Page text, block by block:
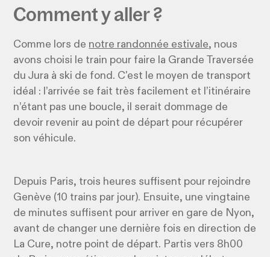
Comment y aller ?
Comme lors de notre randonnée estivale, nous
avons choisi le train pour faire la Grande Traversée
du Jura à ski de fond. C'est le moyen de transport
idéal : l’arrivée se fait très facilement et l’itinéraire
n’étant pas une boucle, il serait dommage de
devoir revenir au point de départ pour récupérer
son véhicule.
Depuis Paris, trois heures suffisent pour rejoindre
Genève (10 trains par jour). Ensuite, une vingtaine
de minutes suffisent pour arriver en gare de Nyon,
avant de changer une dernière fois en direction de
La Cure, notre point de départ. Partis vers 8h00